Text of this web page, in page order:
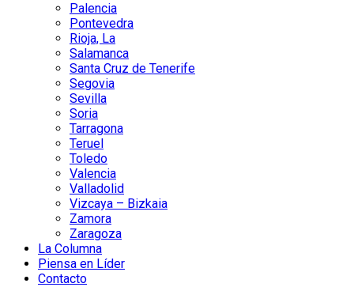
Palencia
Pontevedra
Rioja, La
Salamanca
Santa Cruz de Tenerife
Segovia
Sevilla
Soria
Tarragona
Teruel
Toledo
Valencia
Valladolid
Vizcaya – Bizkaia
Zamora
Zaragoza
La Columna
Piensa en Líder
Contacto